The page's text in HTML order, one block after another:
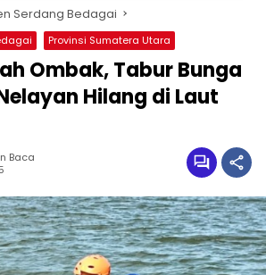
Serdang Bedagai
Provinsi Sumatera Utara
Ombak, Tabur Bunga
Hilang di Laut
Baca